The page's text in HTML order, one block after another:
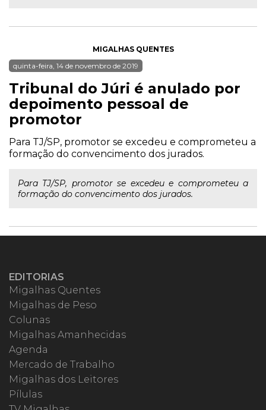
MIGALHAS QUENTES
quinta-feira, 14 de novembro de 2019
Tribunal do Júri é anulado por
depoimento pessoal de
promotor
Para TJ/SP, promotor se excedeu e comprometeu a
formação do convencimento dos jurados.
Para TJ/SP, promotor se excedeu e comprometeu a
formação do convencimento dos jurados.
EDITORIAS
Migalhas Quentes
Migalhas de Peso
Colunas
Migalhas Amanhecidas
Agenda
Mercado de Trabalho
Migalhas dos Leitores
Pílulas